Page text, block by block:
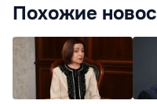
Похожие